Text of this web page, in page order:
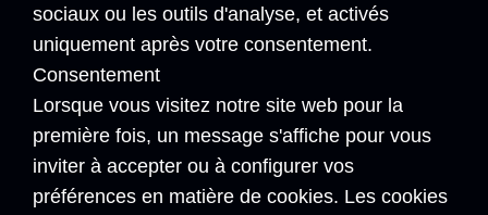
sociaux ou les outils d'analyse, et activés
uniquement après votre consentement.
Consentement
Lorsque vous visitez notre site web pour la
première fois, un message s'affiche pour vous
inviter à accepter ou à configurer vos
préférences en matière de cookies. Les cookies